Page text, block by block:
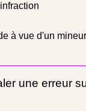
à vue d'un mineur
une erreur